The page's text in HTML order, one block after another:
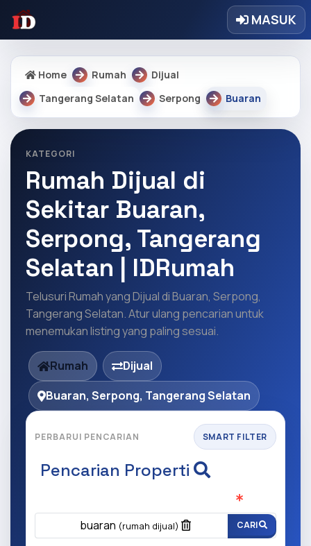
MASUK
Home Rumah
Dijual
Tangerang Selatan
Serpong Buaran
KATEGORI
Rumah Dijual di
Sekitar Buaran,
Serpong, Tangerang
Selatan | IDRumah
Telusuri Rumah yang Dijual di Buaran, Serpong,
Tangerang Selatan. Atur ulang pencarian untuk
menemukan listing yang paling sesuai.
Rumah
Dijual
Buaran, Serpong, Tangerang Selatan
PERBARUI PENCARIAN SMART FILTER
Pencarian Properti
buaran (rumah dijual) CARI